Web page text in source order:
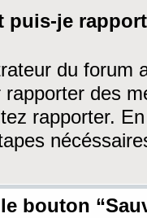
puis-je
du forum
rapporter des
rapporter.
le bouton